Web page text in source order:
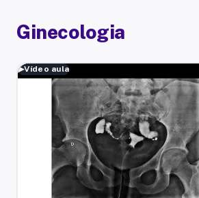
Ginecologia
▶Vídeo aula